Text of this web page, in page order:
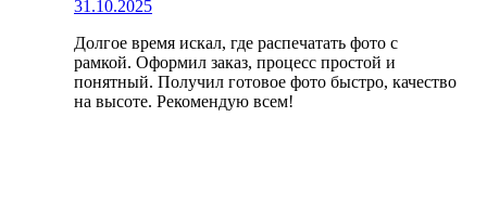
31.10.2025
Долгое время искал, где распечатать фото с
рамкой. Оформил заказ, процесс простой и
понятный. Получил готовое фото быстро, качество
на высоте. Рекомендую всем!